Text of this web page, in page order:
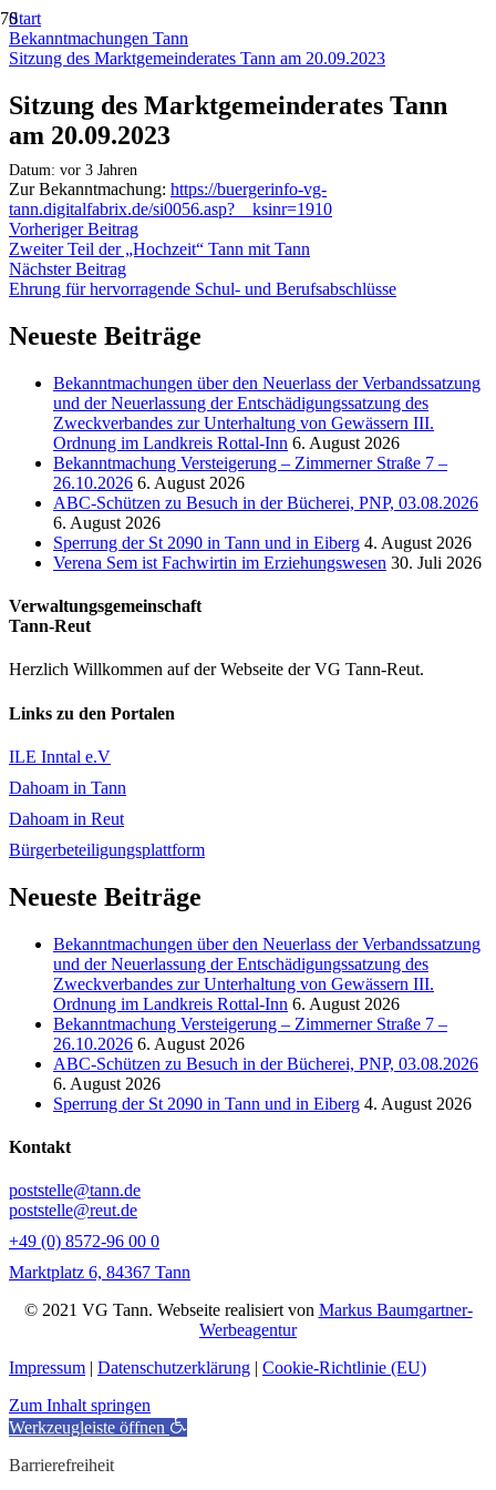
Start
Bekanntmachungen Tann
Sitzung des Marktgemeinderates Tann am 20.09.2023
Sitzung des Marktgemeinderates Tann
am 20.09.2023
Datum: vor 3 Jahren
Zur Bekanntmachung: https://buergerinfo-vg-
tann.digitalfabrix.de/si0056.asp?__ksinr=1910
Vorheriger Beitrag
Zweiter Teil der „Hochzeit“ Tann mit Tann
Nächster Beitrag
Ehrung für hervorragende Schul- und Berufsabschlüsse
Neueste Beiträge
Bekanntmachungen über den Neuerlass der Verbandssatzung
und der Neuerlassung der Entschädigungssatzung des
Zweckverbandes zur Unterhaltung von Gewässern III.
Ordnung im Landkreis Rottal-Inn 6. August 2026
Bekanntmachung Versteigerung – Zimmerner Straße 7 –
26.10.2026 6. August 2026
ABC-Schützen zu Besuch in der Bücherei, PNP, 03.08.2026
6. August 2026
Sperrung der St 2090 in Tann und in Eiberg 4. August 2026
Verena Sem ist Fachwirtin im Erziehungswesen 30. Juli 2026
Verwaltungsgemeinschaft
Tann-Reut
Herzlich Willkommen auf der Webseite der VG Tann-Reut.
Links zu den Portalen
ILE Inntal e.V
Dahoam in Tann
Dahoam in Reut
Bürgerbeteiligungsplattform
Neueste Beiträge
Bekanntmachungen über den Neuerlass der Verbandssatzung
und der Neuerlassung der Entschädigungssatzung des
Zweckverbandes zur Unterhaltung von Gewässern III.
Ordnung im Landkreis Rottal-Inn 6. August 2026
Bekanntmachung Versteigerung – Zimmerner Straße 7 –
26.10.2026 6. August 2026
ABC-Schützen zu Besuch in der Bücherei, PNP, 03.08.2026
6. August 2026
Sperrung der St 2090 in Tann und in Eiberg 4. August 2026
Kontakt
poststelle@tann.de
poststelle@reut.de
+49 (0) 8572-96 00 0
Marktplatz 6, 84367 Tann
© 2021 VG Tann. Webseite realisiert von Markus Baumgartner-
Werbeagentur
Impressum | Datenschutzerklärung | Cookie-Richtlinie (EU)
Zum Inhalt springen
Werkzeugleiste öffnen
Barrierefreiheit